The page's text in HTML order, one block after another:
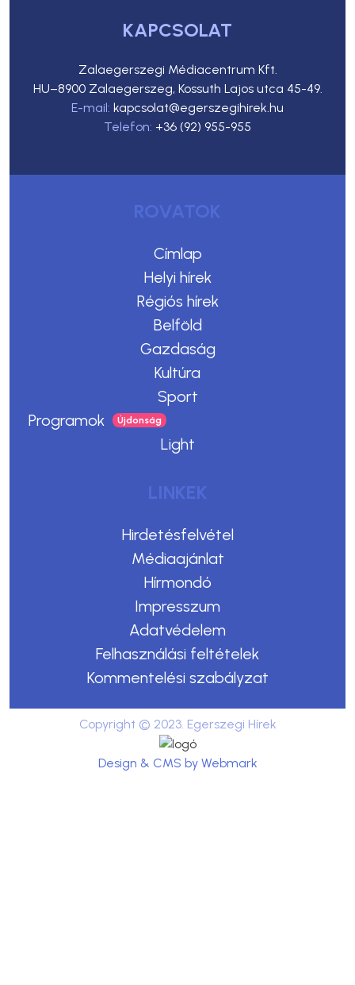
KAPCSOLAT
Zalaegerszegi Médiacentrum Kft.
HU–8900 Zalaegerszeg, Kossuth Lajos utca 45-49.
E-mail: kapcsolat@egerszegihirek.hu
Telefon: +36 (92) 955-955
ROVATOK
Címlap
Helyi hírek
Régiós hírek
Belföld
Gazdaság
Kultúra
Sport
Programok
Light
LINKEK
Hirdetésfelvétel
Médiaajánlat
Hírmondó
Impresszum
Adatvédelem
Felhasználási feltételek
Kommentelési szabályzat
Copyright © 2023. Egerszegi Hírek
Design & CMS by Webmark